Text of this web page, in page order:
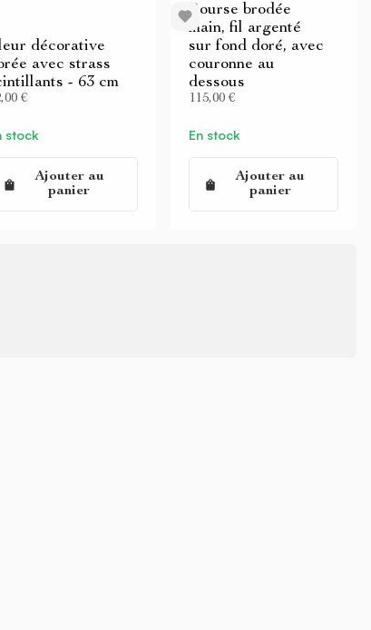
décorative
avec strass
- 63 cm
€
stock
Ajouter au
panier
Bourse brodée
main, fil argenté
sur fond doré, avec
couronne au
dessous
115,00 €
En stock
Ajouter au
panier